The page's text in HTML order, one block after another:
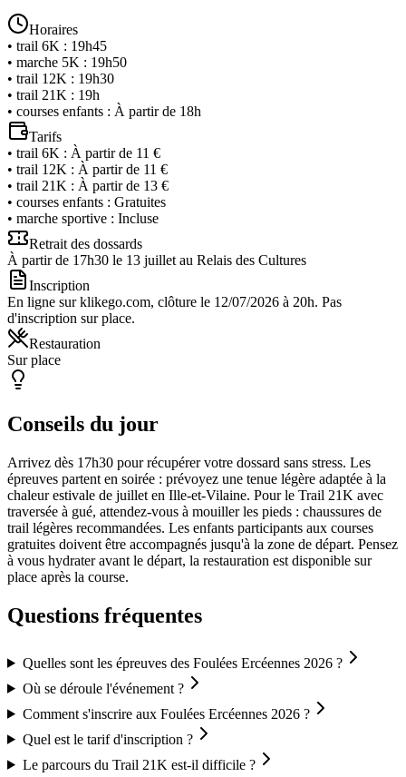
Horaires
• trail 6K : 19h45
• marche 5K : 19h50
• trail 12K : 19h30
• trail 21K : 19h
• courses enfants : À partir de 18h
Tarifs
• trail 6K : À partir de 11 €
• trail 12K : À partir de 11 €
• trail 21K : À partir de 13 €
• courses enfants : Gratuites
• marche sportive : Incluse
Retrait des dossards
À partir de 17h30 le 13 juillet au Relais des Cultures
Inscription
En ligne sur klikego.com, clôture le 12/07/2026 à 20h. Pas
d'inscription sur place.
Restauration
Sur place
Conseils du jour
Arrivez dès 17h30 pour récupérer votre dossard sans stress. Les
épreuves partent en soirée : prévoyez une tenue légère adaptée à la
chaleur estivale de juillet en Ille-et-Vilaine. Pour le Trail 21K avec
traversée à gué, attendez-vous à mouiller les pieds : chaussures de
trail légères recommandées. Les enfants participants aux courses
gratuites doivent être accompagnés jusqu'à la zone de départ. Pensez
à vous hydrater avant le départ, la restauration est disponible sur
place après la course.
Questions fréquentes
Quelles sont les épreuves des Foulées Ercéennes 2026 ?
Où se déroule l'événement ?
Comment s'inscrire aux Foulées Ercéennes 2026 ?
Quel est le tarif d'inscription ?
Le parcours du Trail 21K est-il difficile ?